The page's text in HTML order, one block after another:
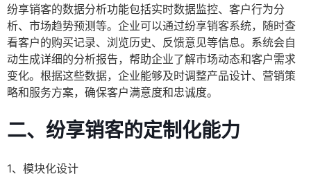
纷享销客的数据分析功能包括实时数据监控、客户行为分
析、市场趋势预测等。企业可以通过纷享销客系统，随时查
看客户的购买记录、浏览历史、反馈意见等信息。系统会自
动生成详细的分析报告，帮助企业了解市场动态和客户需求
变化。根据这些数据，企业能够及时调整产品设计、营销策
略和服务方案，确保客户满意度和忠诚度。
二、纷享销客的定制化能力
1、模块化设计